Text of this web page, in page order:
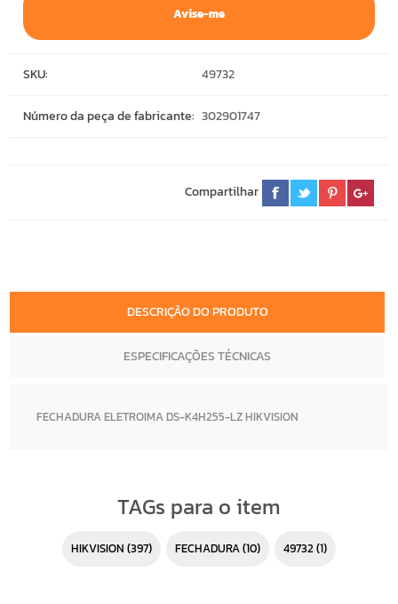
Avise-me
SKU: 49732
Número da peça de fabricante: 302901747
Compartilhar
DESCRIÇÃO DO PRODUTO
ESPECIFICAÇÕES TÉCNICAS
FECHADURA ELETROIMA DS-K4H255-LZ HIKVISION
TAGs para o item
HIKVISION (397) FECHADURA(10) 49732 (1)